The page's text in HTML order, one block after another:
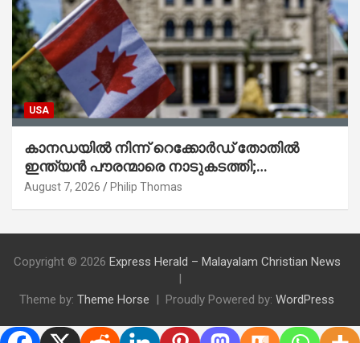
USA
കാനഡയിൽ നിന്ന് റെക്കോർഡ് തോതിൽ
ഇന്ത്യൻ പൗരന്മാരെ നാടുകടത്തി;
ആറുമാസത്തിനിടെ 3,323 പേർ
August 7, 2026 Philip Thomas
Copyright © 2026 Express Herald – Malayalam Christian News
Theme by: Theme Horse Proudly Powered by: WordPress